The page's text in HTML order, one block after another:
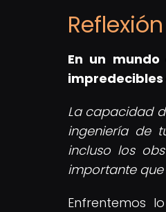
En un
impredecibles
La capacidad
ingeniería de
incluso los
importante
Enfrentemos